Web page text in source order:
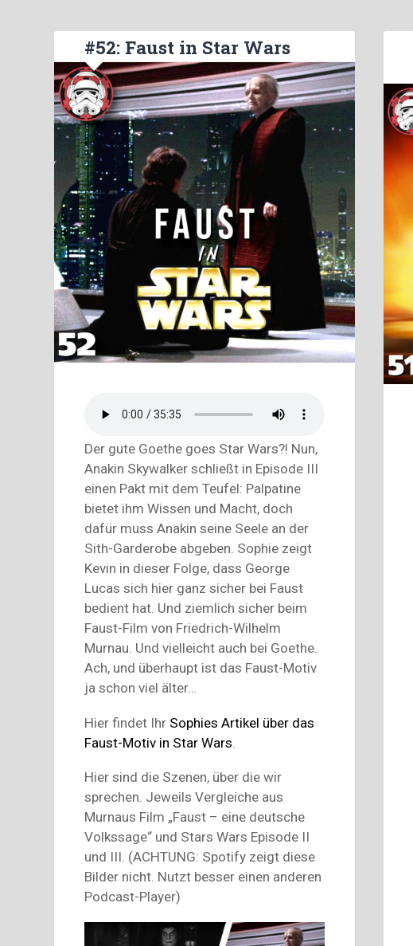
#52: Faust in Star Wars
Der gute Goethe goes Star Wars?! Nun,
Anakin Skywalker schließt in Episode III
einen Pakt mit dem Teufel: Palpatine
bietet ihm Wissen und Macht, doch
dafür muss Anakin seine Seele an der
Sith-Garderobe abgeben. Sophie zeigt
Kevin in dieser Folge, dass George
Lucas sich hier ganz sicher bei Faust
bedient hat. Und ziemlich sicher beim
Faust-Film von Friedrich-Wilhelm
Murnau. Und vielleicht auch bei Goethe.
Ach, und überhaupt ist das Faust-Motiv
ja schon viel älter…
Hier findet Ihr Sophies Artikel über das
Faust-Motiv in Star Wars
Hier sind die Szenen, über die wir
sprechen. Jeweils Vergleiche aus
Murnaus Film „Faust – eine deutsche
Volkssage“ und Stars Wars Episode II
und III. (ACHTUNG: Spotify zeigt diese
Bilder nicht. Nutzt besser einen anderen
Podcast-Player)